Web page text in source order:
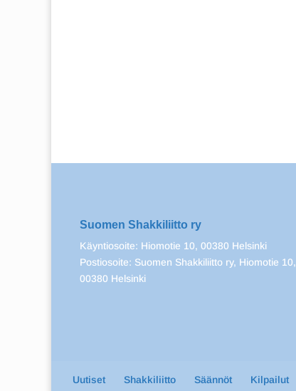
Suomen Shakkiliitto ry
Käyntiosoite: Hiomotie 10, 00380 Helsinki
Postiosoite: Suomen Shakkiliitto ry, Hiomotie 10,
00380 Helsinki
Uutiset Shakkiliitto Säännöt Kilpailut